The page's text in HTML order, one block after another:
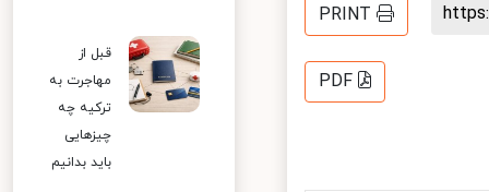
PRINT
PDF
قبل از
مهاجرت به
ترکیه چه
چیزهایی
باید بدانیم